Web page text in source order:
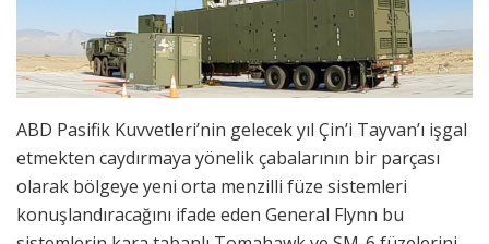
ABD Pasifik Kuvvetleri’nin gelecek yıl Çin’i Tayvan’ı işgal
etmekten caydırmaya yönelik çabalarının bir parçası
olarak bölgeye yeni orta menzilli füze sistemleri
konuşlandıracağını ifade eden General Flynn bu